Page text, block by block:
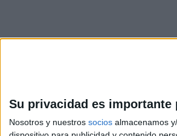
Su privacidad es importante
Nosotros y nuestros socios almacenamos